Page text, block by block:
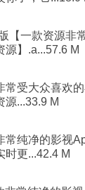
【一款资源非
源】.a...57.6 M
常受大众喜欢
源...33.9 M
常纯净的影视
时更...42.4 M